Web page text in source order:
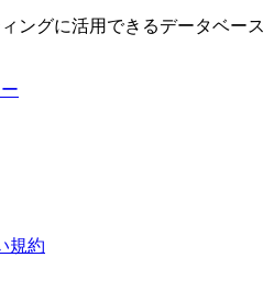
ングに活用できるデータベース
規約